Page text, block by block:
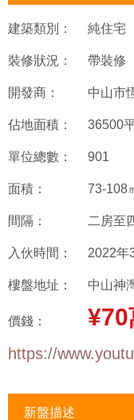
建築類別： 純住宅
裝修狀況： 帶裝修
開發商： 中山市
佔地面積： 36500
單位總數： 901
面積： 73-108
間隔： 二房至
入伙時間： 2022年
樓盤地址： 中山神
價錢： ¥70
https://
新盤描述